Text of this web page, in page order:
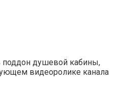
поддон душевой кабины,
видеоролике канала